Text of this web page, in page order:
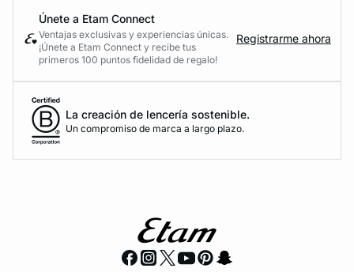
Únete a Etam Connect
Ventajas exclusivas y experiencias únicas.
¡Únete a Etam Connect y recibe tus
primeros 100 puntos fidelidad de regalo!
Registrarme ahora
La creación de lencería sostenible.
Un compromiso de marca a largo plazo.